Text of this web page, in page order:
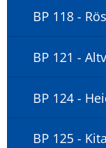
BP 118 -
BP 121 -
BP 124 -
BP 125 -